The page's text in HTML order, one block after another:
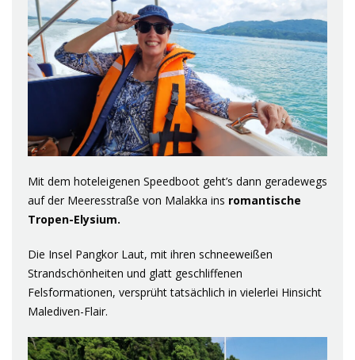
Mit dem hoteleigenen Speedboot geht’s dann geradewegs
auf der Meeresstraße von Malakka ins romantische
Tropen-Elysium.
Die Insel Pangkor Laut, mit ihren schneeweißen
Strandschönheiten und glatt geschliffenen
Felsformationen, versprüht tatsächlich in vielerlei Hinsicht
Malediven-Flair.